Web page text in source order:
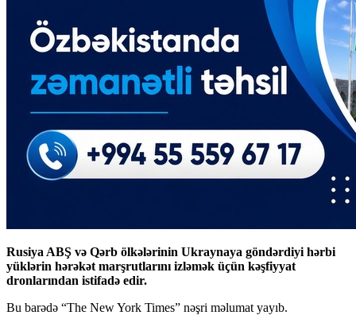
Rusiya ABŞ və Qərb ölkələrinin Ukraynaya göndərdiyi hərbi
yüklərin hərəkət marşrutlarını izləmək üçün kəşfiyyat
dronlarından istifadə edir.
Bu barədə “The New York Times” nəşri məlumat yayıb.